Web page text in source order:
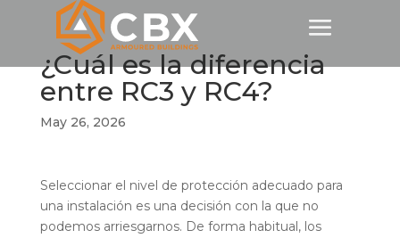
¿Cuál es la diferencia
entre RC3 y RC4?
May 26, 2026
Seleccionar el nivel de protección adecuado para
una instalación es una decisión con la que no
podemos arriesgarnos. De forma habitual, los